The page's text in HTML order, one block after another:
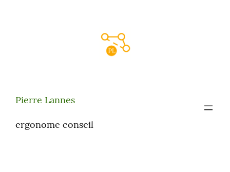
Pierre Lannes
ergonome conseil